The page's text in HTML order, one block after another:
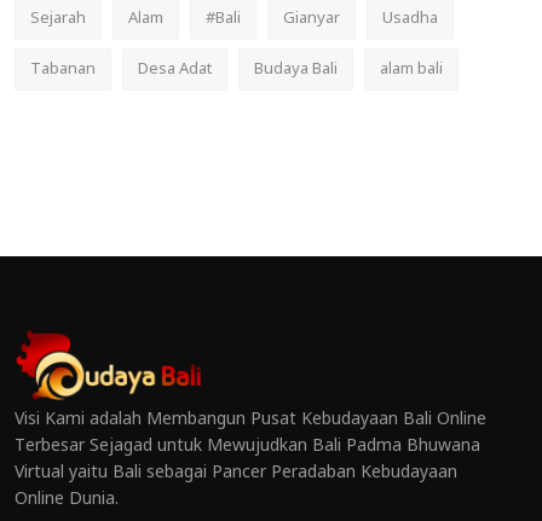
Sejarah
Alam #Bali Gianyar
Usadha
Tabanan
Desa Adat Budaya Bali alam bali
Visi Kami adalah Membangun Pusat Kebudayaan Bali Online
Terbesar Sejagad untuk Mewujudkan Bali Padma Bhuwana
Virtual yaitu Bali sebagai Pancer Peradaban Kebudayaan
Online Dunia.